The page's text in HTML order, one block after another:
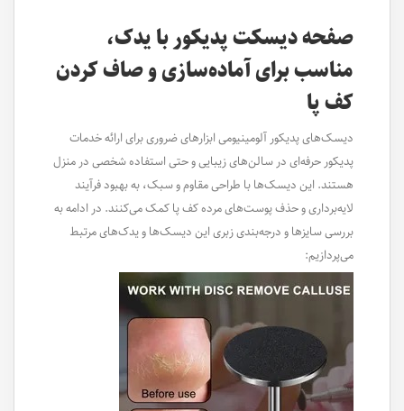
صفحه دیسکت پدیکور با یدک،
مناسب برای آماده‌سازی و صاف کردن
کف پا
دیسک‌های پدیکور آلومینیومی ابزارهای ضروری برای ارائه خدمات
پدیکور حرفه‌ای در سالن‌های زیبایی و حتی استفاده شخصی در منزل
هستند. این دیسک‌ها با طراحی مقاوم و سبک، به بهبود فرآیند
لایه‌برداری و حذف پوست‌های مرده کف پا کمک می‌کنند. در ادامه به
بررسی سایزها و درجه‌بندی زبری این دیسک‌ها و یدک‌های مرتبط
می‌پردازیم: